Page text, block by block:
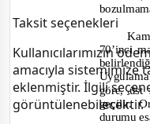
Taksit seçenekleri
Kullanıcılarımızın
amacıyla sistemimize
eklenmiştir. İlgili
görüntülenebilecektir.
70’inci
göre, üst
geçilir.
durumu